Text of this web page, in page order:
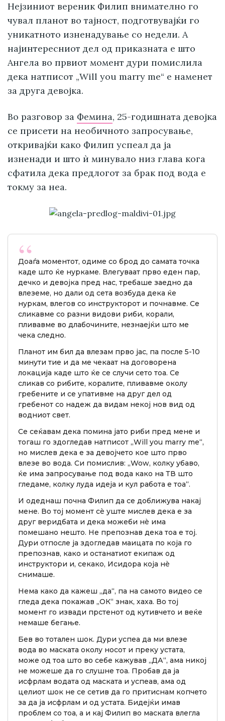
Нејзиниот вереник Филип внимателно го
чувал планот во тајност, подготвувајќи го
уникатното изненадување со недели. А
најинтересниот дел од приказната е што
Ангела во првиот момент дури помислила
дека натписот „Will you marry me“ е наменет
за друга девојка.
Во разговор за Фемина, 25-годишната девојка
се присети на необичното запросување,
откривајќи како Филип успеал да ја
изненади и што ѝ минувало низ глава кога
сфатила дека предлогот за брак под вода е
токму за неа.
Доаѓа моментот, одиме со брод до самата точка
каде што ќе нуркаме. Влегуваат прво еден пар,
дечко и девојка пред нас, требаше заедно да
влеземе, но дали од сета возбуда дека ќе
нуркам, влегов со инструкторот и почнавме. Се
сликавме со разни видови риби, корали,
пливавме во длабочините, незнаејќи што ме
чека следно.
Планот им бил да влезам прво јас, па после 5-10
минути тие и да ме чекаат на договорена
локација каде што ќе се случи сето тоа. Се
сликав со рибите, коралите, пливавме околу
гребените и се упативме на друг дел од
гребенот со надеж да видам некој нов вид од
водниот свет.
Се сеќавам дека помина јато риби пред мене и
тогаш го здогледав натписот „Will you marry me“,
но мислев дека е за девојчето кое што прво
влезе во вода. Си помислив: „Wow, колку убаво,
ќе има запросување под вода како на ТВ што
гледаме, колку луда идеја и кул работа е тоа“.
И одеднаш почна Филип да се доближува накај
мене. Во тој момент сè уште мислев дека е за
друг веридбата и дека можеби нè има
помешано нешто. Не препознав дека тоа е тој.
Дури отпосле ја здогледав маицата по која го
препознав, како и останатиот екипаж од
инструктори и, секако, Исидора која нè
снимаше.
Нема како да кажеш „да“, па на самото видео се
гледа дека покажав „ОК“ знак, хаха. Во тој
момент го извади прстенот од кутивчето и веќе
немаше бегање.
Бев во тотален шок. Дури успеа да ми влезе
вода во маската околу носот и преку устата,
може од тоа што во себе кажував „ДА“, ама никој
не можеше да го слушне тоа. Пробав да ја
исфрлам водата од маската и успеав, ама од
целиот шок не се сетив да го притиснам копчето
за да ја исфрлам и од устата. Бидејќи имав
проблем со тоа, а и кај Филип во маската влегла